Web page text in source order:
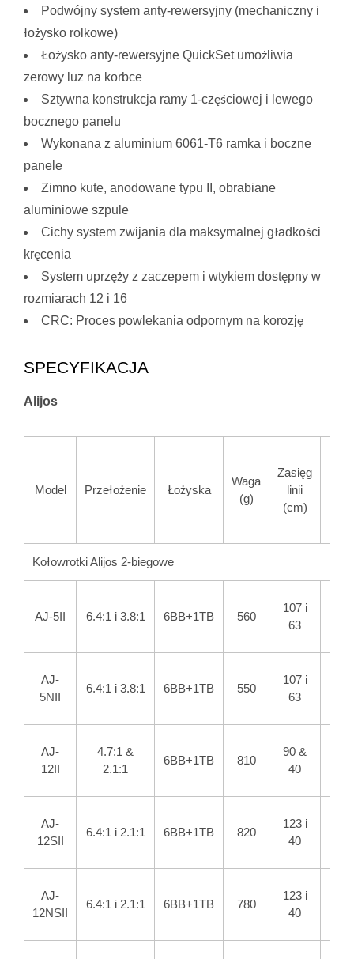
Podwójny system anty-rewersyjny (mechaniczny i
łożysko rolkowe)
Łożysko anty-rewersyjne QuickSet umożliwia
zerowy luz na korbce
Sztywna konstrukcja ramy 1-częściowej i lewego
bocznego panelu
Wykonana z aluminium 6061-T6 ramka i boczne
panele
Zimno kute, anodowane typu II, obrabiane
aluminiowe szpule
Cichy system zwijania dla maksymalnej gładkości
kręcenia
System uprzęży z zaczepem i wtykiem dostępny w
rozmiarach 12 i 16
CRC: Proces powlekania odpornym na korozję
SPECYFIKACJA
Alijos
Model Przełożenie Łożyska
Waga
(g)
Zasięg
linii
(cm)
siła
Kołowrotki Alijos 2-biegowe
AJ-5II 6.4:1 i 3.8:1 6BB+1TB 560
107 i
63
AJ-
5NII
6.4:1 i 3.8:1 6BB+1TB 550
107 i
63
AJ-
12II
4.7:1 &
2.1:1
6BB+1TB 810
90 &
40
AJ-
12SII
6.4:1 i 2.1:1 6BB+1TB 820
123 i
40
AJ-
12NSII
6.4:1 i 2.1:1 6BB+1TB 780
123 i
40